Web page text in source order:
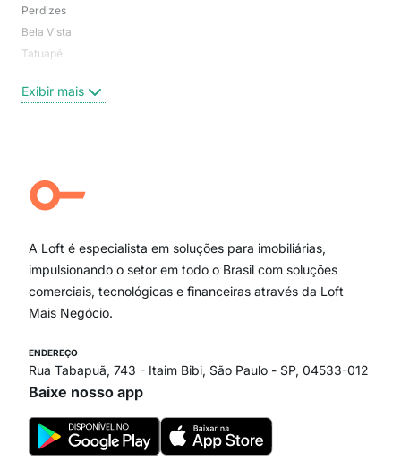
Perdizes
Bela Vista
Tatuapé
Centro
Campo Belo
Ipiranga
Paraíso
Itaim Bibi
Exibir mais
A Loft é especialista em soluções para imobiliárias,
impulsionando o setor em todo o Brasil com soluções
comerciais, tecnológicas e financeiras através da Loft
Mais Negócio.
ENDEREÇO
Rua Tabapuã, 743 - Itaim Bibi, São Paulo - SP, 04533-012
Baixe nosso app